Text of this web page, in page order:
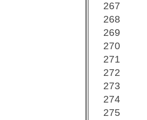
267
268
269
270
271
272
273
274
275